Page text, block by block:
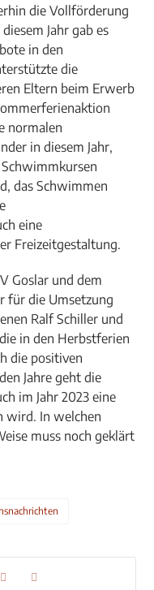
die Vollförderung
Jahr gab es
in den
die
Eltern beim Erwerb
normalen
in diesem Jahr,
das Schwimmen
eine
Freizeitgestaltung.
Goslar und dem
für die Umsetzung
Ralf Schiller und
in den Herbstferien
die positiven
Jahre geht die
im Jahr 2023 eine
wird. In welchen
muss noch geklärt